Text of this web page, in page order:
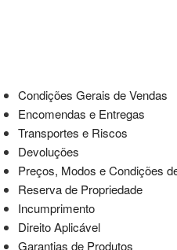
Condições Gerais de Vendas
Encomendas e Entregas
Transportes e Riscos
Devoluções
Preços, Modos e Condições
Reserva de Propriedade
Incumprimento
Direito Aplicável
Garantias de Produtos